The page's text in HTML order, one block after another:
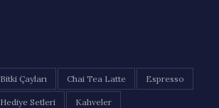
Bitki Çayları Chai Tea Latte Espresso
Hediye Setleri Kahveler